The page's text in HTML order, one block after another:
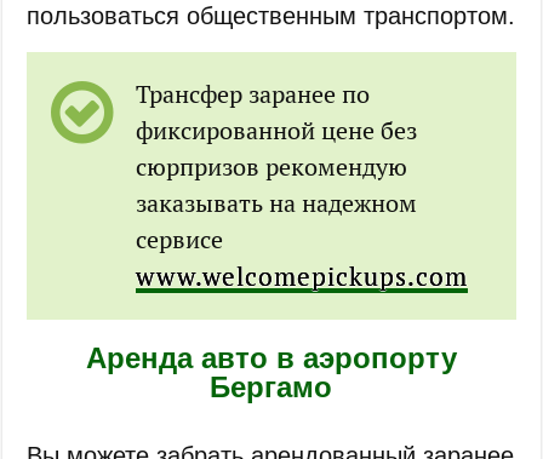
пользоваться общественным транспортом.
Трансфер заранее по
фиксированной цене без
сюрпризов рекомендую
заказывать на надежном
сервисе
www.welcomepickups.com
Аренда авто в аэропорту
Бергамо